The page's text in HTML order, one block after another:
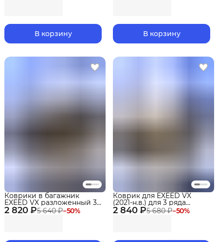
В корзину В корзину
2 820 ₽5 640 ₽−50%
Коврики в багажник
EXEED VX разложенный 3
ряд (2021-) 2 840 ₽5 680 ₽−50%
Коврик для EXEED VX
(2021-н.в.) для 3 ряда
сидений Premium